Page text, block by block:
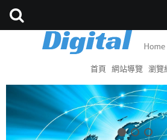
首頁 網站導覽 瀏覽